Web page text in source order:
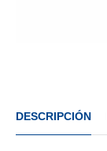
DESCRIPCIÓN